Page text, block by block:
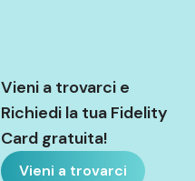
Vieni a trovarci e
Richiedi la tua Fidelity
Card gratuita!
Vieni a trovarci